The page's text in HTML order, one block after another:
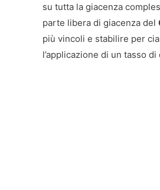
su tutta la giacenza
parte libera di giacenza del
più vincoli e stabilire per
l’applicazione di un tasso